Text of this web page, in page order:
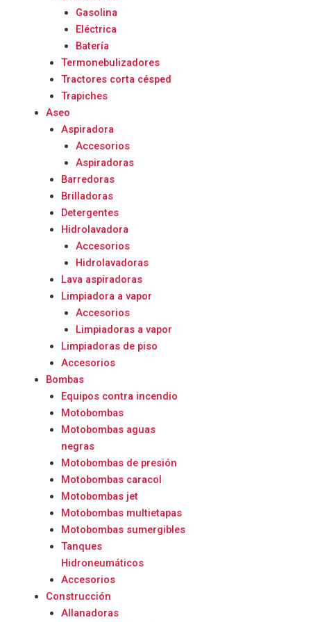
Gasolina
Eléctrica
Batería
Termonebulizadores
Tractores corta césped
Trapiches
Aseo
Aspiradora
Accesorios
Aspiradoras
Barredoras
Brilladoras
Detergentes
Hidrolavadora
Accesorios
Hidrolavadoras
Lava aspiradoras
Limpiadora a vapor
Accesorios
Limpiadoras a vapor
Limpiadoras de piso
Accesorios
Bombas
Equipos contra incendio
Motobombas
Motobombas aguas
negras
Motobombas de presión
Motobombas caracol
Motobombas jet
Motobombas multietapas
Motobombas sumergibles
Tanques
Hidroneumáticos
Accesorios
Construcción
Allanadoras